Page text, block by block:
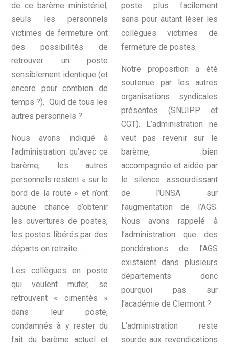
de ce barème ministériel,
seuls les personnels
victimes de fermeture ont
des possibilités de
retrouver un poste
sensiblement identique (et
encore pour combien de
temps ?). Quid de tous les
autres personnels ?
Nous avons indiqué à
l’administration qu’avec ce
barème, les autres
personnels restent « sur le
bord de la route » et n’ont
aucune chance d’obtenir
les ouvertures de postes,
les postes libérés par des
départs en retraite…
Les collègues en poste
qui veulent muter, se
retrouvent « cimentés »
dans leur poste,
condamnés à y rester du
fait du barème actuel et
poste plus facilement
sans pour autant léser les
collègues victimes de
fermeture de postes.
Notre proposition a été
soutenue par les autres
organisations syndicales
présentes (SNUIPP et
CGT). L’administration ne
veut pas revenir sur le
barème, bien
accompagnée et aidée par
le silence assourdissant
de l’UNSA sur
l’augmentation de l’AGS.
Nous avons rappelé à
l’administration que des
pondérations de l’AGS
existaient dans plusieurs
départements donc
pourquoi pas sur
l’académie de Clermont ?
L’administration reste
sourde aux revendications